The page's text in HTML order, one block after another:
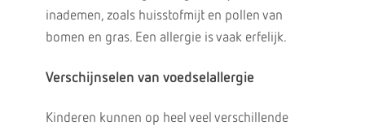
inademen, zoals huisstofmijt en pollen van
bomen en gras. Een allergie is vaak erfelijk.
Verschijnselen van voedselallergie
Kinderen kunnen op heel veel verschillende